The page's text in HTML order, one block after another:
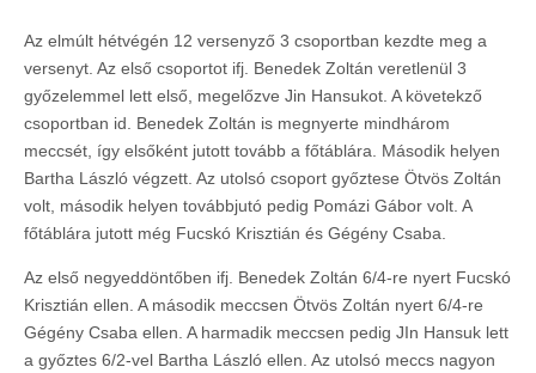
Az elmúlt hétvégén 12 versenyző 3 csoportban kezdte meg a
versenyt. Az első csoportot ifj. Benedek Zoltán veretlenül 3
győzelemmel lett első, megelőzve Jin Hansukot. A követekző
csoportban id. Benedek Zoltán is megnyerte mindhárom
meccsét, így elsőként jutott tovább a főtáblára. Második helyen
Bartha László végzett. Az utolsó csoport győztese Ötvös Zoltán
volt, második helyen továbbjutó pedig Pomázi Gábor volt. A
főtáblára jutott még Fucskó Krisztián és Gégény Csaba.
Az első negyeddöntőben ifj. Benedek Zoltán 6/4-re nyert Fucskó
Krisztián ellen. A második meccsen Ötvös Zoltán nyert 6/4-re
Gégény Csaba ellen. A harmadik meccsen pedig JIn Hansuk lett
a győztes 6/2-vel Bartha László ellen. Az utolsó meccs nagyon